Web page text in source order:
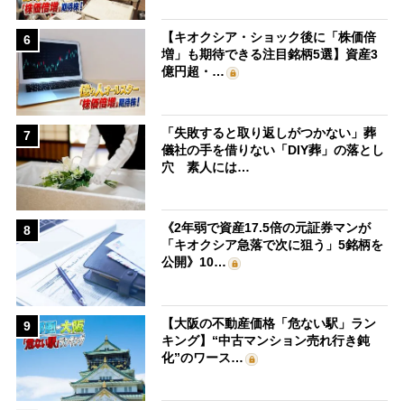
6
【キオクシア・ショック後に「株価倍
増」も期待できる注目銘柄5選】資産3
億円超・…
7
「失敗すると取り返しがつかない」葬
儀社の手を借りない「DIY葬」の落とし
穴 素人には…
8
《2年弱で資産17.5倍の元証券マンが
「キオクシア急落で次に狙う」5銘柄を
公開》10…
9
【大阪の不動産価格「危ない駅」ラン
キング】“中古マンション売れ行き鈍
化”のワース…